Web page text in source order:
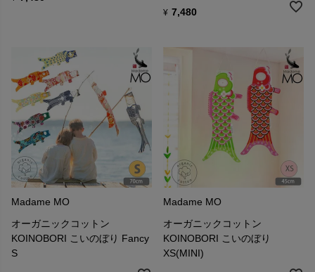
¥ 7,480
Madame MO
オーガニックコットン
KOINOBORI こいのぼり Fancy
S
Madame MO
オーガニックコットン
KOINOBORI こいのぼり
XS(MINI)